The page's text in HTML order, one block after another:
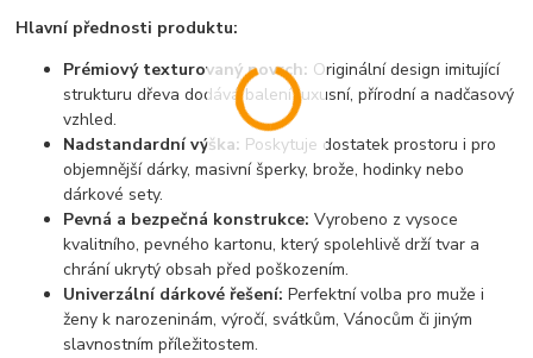
Hlavní přednosti produktu:
Prémiový texturovaný povrch: Originální design imitující
strukturu dřeva dodává balení luxusní, přírodní a nadčasový
vzhled.
Nadstandardní výška: Poskytuje dostatek prostoru i pro
objemnější dárky, masivní šperky, brože, hodinky nebo
dárkové sety.
Pevná a bezpečná konstrukce: Vyrobeno z vysoce
kvalitního, pevného kartonu, který spolehlivě drží tvar a
chrání ukrytý obsah před poškozením.
Univerzální dárkové řešení: Perfektní volba pro muže i
ženy k narozeninám, výročí, svátkům, Vánocům či jiným
slavnostním příležitostem.